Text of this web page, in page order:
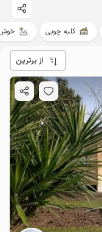
کلبه چوبی خوش
از برترین